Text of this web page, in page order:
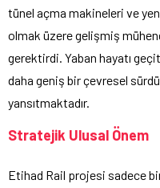
tünel açma makineleri ve
olmak üzere gelişmiş
gerektirdi. Yaban hayatı
daha geniş bir çevresel
yansıtmaktadır.
Stratejik Ulusal Önem
Etihad Rail projesi sadece